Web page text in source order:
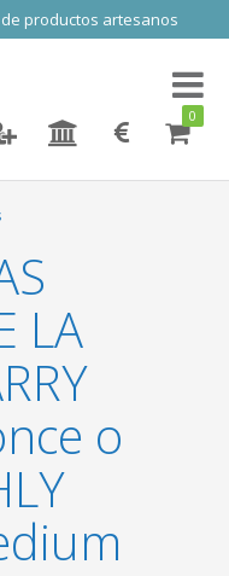
productos artesanos
Toggle
0
LA
o